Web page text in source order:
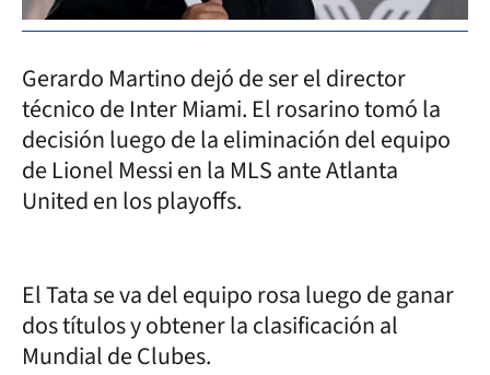
Gerardo Martino dejó de ser el director
técnico de Inter Miami. El rosarino tomó la
decisión luego de la eliminación del equipo
de Lionel Messi en la MLS ante Atlanta
United en los playoffs.
El Tata se va del equipo rosa luego de ganar
dos títulos y obtener la clasificación al
Mundial de Clubes.